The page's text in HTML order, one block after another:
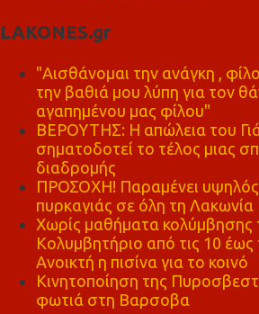
LAKONES.gr
"Αισθάνομαι την ανάγκη ,
την βαθιά μου λύπη για τον
αγαπημένου μας φίλου"
ΒΕΡΟΥΤΗΣ: Η απώλεια του
σηματοδοτεί το τέλος μιας
διαδρομής
ΠΡΟΣΟΧΗ! Παραμένει υψηλός
πυρκαγιάς σε όλη τη Λακωνία
Χωρίς μαθήματα κολύμβησης
Κολυμβητήριο από τις 10
Ανοικτή η πισίνα για το κοινό
Κινητοποίηση της
φωτιά στη Βαρσοβα